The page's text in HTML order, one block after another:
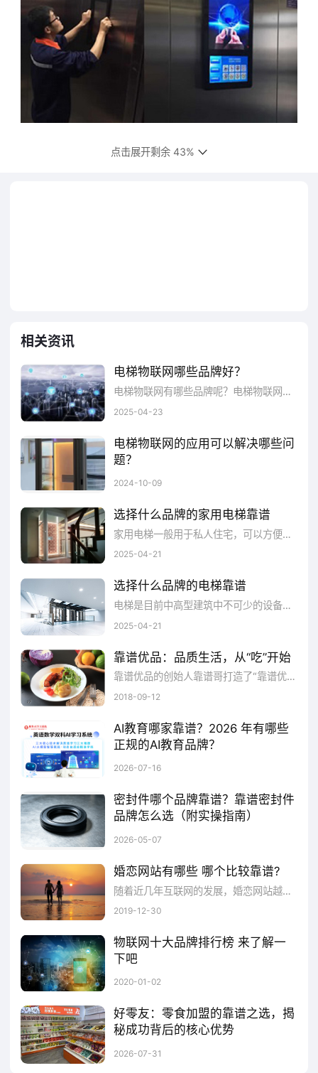
电梯物联网的品牌有很多，这里为大家推
台。公司愿景：让世界充满爱！旗下主营平
台“商仁天下”和“X360”。“商仁天下”是新一代
互联网B2B2W平台，商家与商家通过“云网
站”开展商贸活动
二、华为HUAWEI
华为致力于把数字世界带入每个人、每个
家庭、每个组织，构建万物互联的智能世界：
让无处不在的联接，成为人人平等的权利，成
为智能世界的前提和基础;为世界提供多样性算
力，让云无处不在，让智能无所不及;所有的行
业和组织，因强大的数字平台而变得敏捷、高
效、生机勃勃;通过AI重新定义体验，让消费者
在家居、出行、办公、影音娱乐、运动健康等
全场景获得极致的个性化智慧体验。
华为
三、联创LIAN
联创LIAN，属于深圳市联创科技集团有限
公司，创业于1993年的深圳市联创科技集团有
限公司，是一家以家电业为主，涉足商务礼
品、移动通讯、电子数码产品等领域的大型综
合性现代化企业集团，旗下拥有十二家产业公
司、四大产业制造基地，是中国最早生产空调
点击展开剩余 43%
相关资讯
电梯物联网哪些品牌好？
电梯物联网有哪些品牌呢？电梯物联网有些什么作用呢？下面品牌网小编分享电梯物联网十大品牌。
2025-04-23
电梯物联网的应用可以解决哪些问
题？
2024-10-09
选择什么品牌的家用电梯靠谱
​家用电梯一般用于私人住宅，可以方便短距离楼层的上下楼。家用电梯通常来说运行行程不会太长，速度也不会太快，而且可以根据私人住宅的面积，选择不同规格空间的家用电梯。靠谱的家用电梯要选择靠谱的厂商，那么，选择什么品牌的家用电梯靠谱呢?
2025-04-21
选择什么品牌的电梯靠谱
​电梯是目前中高型建筑中不可少的设备之一。电梯空间密闭，能够跨楼层运输，提供便捷服务的同时伴随一定的安全隐患。在我国，电梯的投入使用量非常可观，如此大的使用量之下，对电梯生产者的技术将会有高标准和高要求。目前电梯技术正向着智能化、网络化发展，通过技术改革提高电梯的稳定性，降低危险性，让电梯在投入使用中令人安心。那么，选择什么品牌的电梯靠谱呢?
2025-04-21
靠谱优品：品质生活，从“吃”开始
靠谱优品的创始人靠谱哥打造了“靠谱优品”这个原生态健康食材平台。自上市以来，靠谱优品凭借优质的产品赢得了消费者良好的口碑，让更多人开始追求更高品质的生活。
2018-09-12
AI教育哪家靠谱？2026 年有哪些
正规的AI教育品牌？
2026-07-16
密封件哪个品牌靠谱？靠谱密封件
品牌怎么选（附实操指南）
2026-05-07
婚恋网站有哪些 哪个比较靠谱?
随着近几年互联网的发展，婚恋网站越来越受欢迎。在婚恋网上找对象可以避免初次见面的尴尬，能够结识更多的异性，选择范围更广。可是，婚恋网站真的很安全吗?婚恋网站都靠谱吗?跟随小编一起来了解下吧。
2019-12-30
物联网十大品牌排行榜 来了解一
下吧
2020-01-02
好零友：零食加盟的靠谱之选，揭
秘成功背后的核心优势
2026-07-31